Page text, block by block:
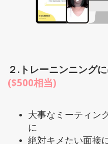
２.トレーニンニング
($500相当)
大事なミーティン
に
絶対キメたい面接